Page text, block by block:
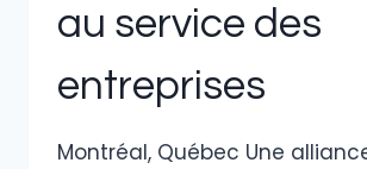
au service des
entreprises
Montréal, Québec Une